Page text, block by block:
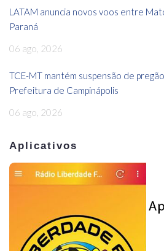
LATAM anuncia novos voos entre
Paraná
06 ago, 2026
TCE-MT mantém suspensão de
Prefeitura de Campinápolis
06 ago, 2026
Aplicativos